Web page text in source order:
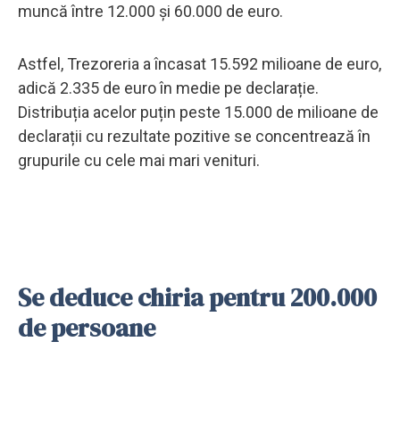
muncă între 12.000 și 60.000 de euro.
Astfel, Trezoreria a încasat 15.592 milioane de euro,
adică 2.335 de euro în medie pe declarație.
Distribuția acelor puțin peste 15.000 de milioane de
declarații cu rezultate pozitive se concentrează în
grupurile cu cele mai mari venituri.
Se deduce chiria pentru 200.000
de persoane